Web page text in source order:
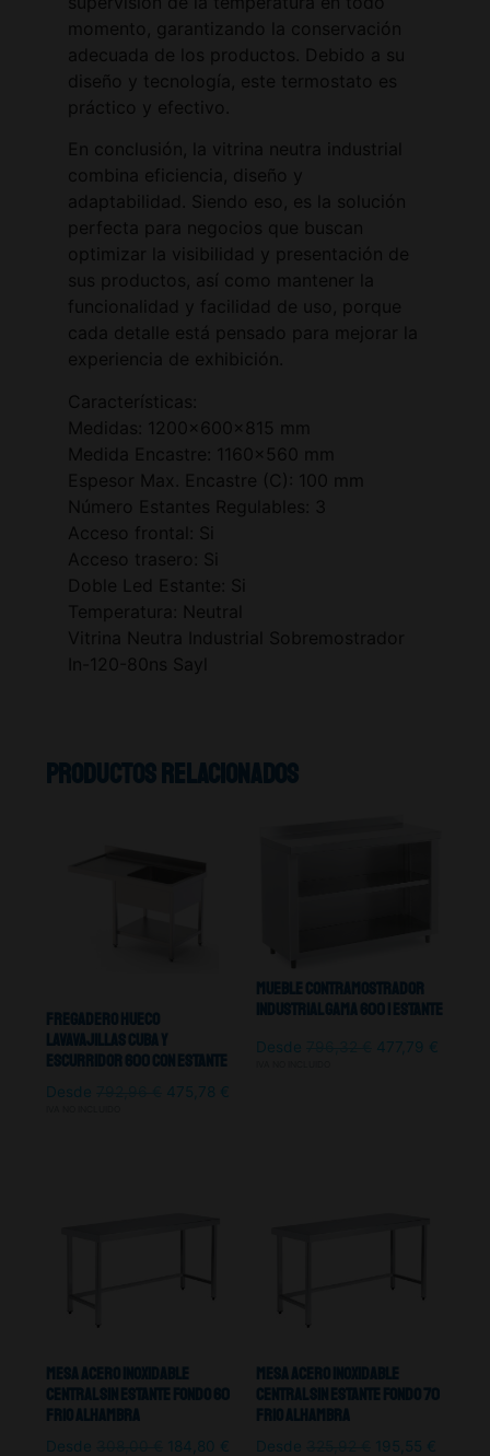
momento, garantizando la conservación
adecuada de los productos. Debido a su
diseño y tecnología, este termostato es
práctico y efectivo.
En conclusión, la vitrina neutra industrial
combina eficiencia, diseño y
adaptabilidad. Siendo eso, es la solución
perfecta para negocios que buscan
optimizar la visibilidad y presentación de
sus productos, así como mantener la
funcionalidad y facilidad de uso, porque
cada detalle está pensado para mejorar la
experiencia de exhibición.
Características:
Medidas: 1200x600x815 mm
Medida Encastre: 1160×560 mm
Espesor Max. Encastre (C): 100 mm
Número Estantes Regulables: 3
Acceso frontal: Si
Acceso trasero: Si
Doble Led Estante: Si
Temperatura: Neutral
Vitrina Neutra Industrial Sobremostrador
In-120-80ns Sayl
Productos relacionados
Fregadero Hueco
Lavavajillas Cuba y
Escurridor 600 Con Estante
Desde 475,78 €
Mueble Contramostrador
Industrial Gama 600 1 Estante
Desde 477,79 €
Mesa Acero Inoxidable
Central Sin Estante Fondo 60
Frio Alhambra
Desde 184,80 €
Mesa Acero Inoxidable
Central Sin Estante Fondo 70
Frio Alhambra
Desde 195,55 €